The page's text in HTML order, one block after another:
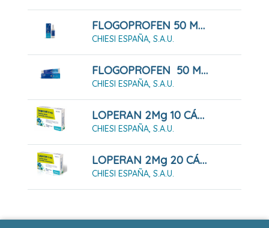
FLOGOPROFEN 50 MG/ML SOLUCIÓN PARA PULVERIZACIÓN CUTÁNEA 100 ML
CHIESI ESPAÑA, S.A.U.
FLOGOPROFEN 50 MG/G GEL 100G
CHIESI ESPAÑA, S.A.U.
LOPERAN 2Mg 10 CÁPSULAS
CHIESI ESPAÑA, S.A.U.
LOPERAN 2Mg 20 CÁPSULAS
CHIESI ESPAÑA, S.A.U.